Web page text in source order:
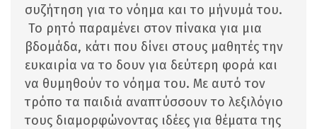
συζήτηση για το νόημα και το μήνυμά του.
Το ρητό παραμένει στον πίνακα για μια
βδομάδα, κάτι που δίνει στους μαθητές την
ευκαιρία να το δουν για δεύτερη φορά και
να θυμηθούν το νόημα του. Με αυτό τον
τρόπο τα παιδιά αναπτύσσουν το λεξιλόγιο
τους διαμορφώνοντας ιδέες για θέματα της